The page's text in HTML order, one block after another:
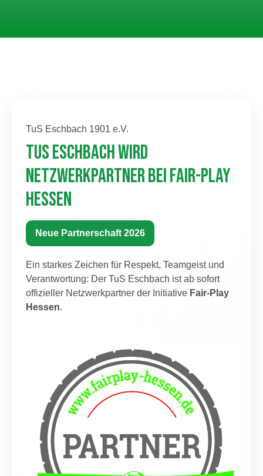
TuS Eschbach 1901 e.V.
TuS Eschbach wird
Netzwerkpartner bei Fair-Play
Hessen
Neue Partnerschaft 2026
Ein starkes Zeichen für Respekt, Teamgeist und
Verantwortung: Der TuS Eschbach ist ab sofort
offizieller Netzwerkpartner der Initiative Fair-Play
Hessen.